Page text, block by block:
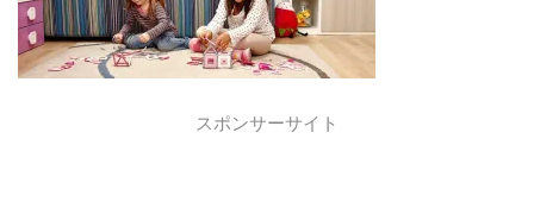
スポンサーサイト